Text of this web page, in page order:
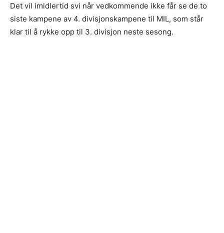
Det vil imidlertid svi når vedkommende ikke får se de to
siste kampene av 4. divisjonskampene til MIL, som står
klar til å rykke opp til 3. divisjon neste sesong.